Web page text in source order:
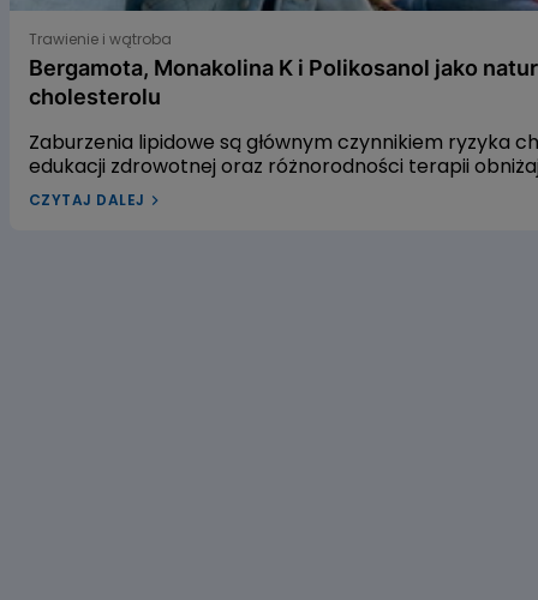
Trawienie i wątroba
Bergamota, Monakolina K i Polikosanol jako
cholesterolu
Zaburzenia lipidowe są głównym czynnikiem ryzyka
edukacji zdrowotnej oraz różnorodności terapii
leczenia dyslipidemii w Polsce pozostaje
dyslipidemią? W naszym artykule przyjrzymy się
CZYTAJ DALEJ